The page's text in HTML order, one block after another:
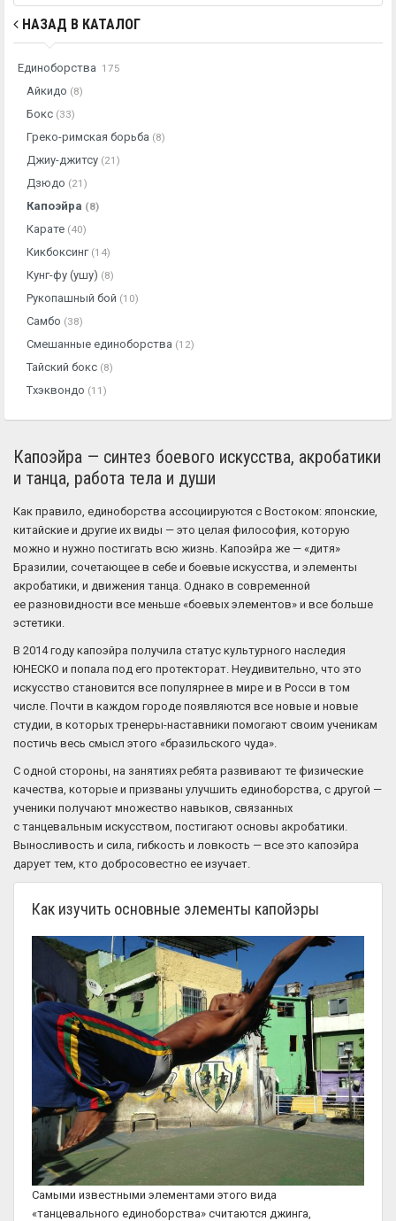
НАЗАД В КАТАЛОГ
Единоборства 175
Айкидо (8)
Бокс (33)
Греко-римская борьба (8)
Джиу-джитсу (21)
Дзюдо (21)
Капоэйра (8)
Карате (40)
Кикбоксинг (14)
Кунг-фу (ушу) (8)
Рукопашный бой (10)
Самбо (38)
Смешанные единоборства (12)
Тайский бокс (8)
Тхэквондо (11)
Капоэйра — синтез боевого искусства, акробатики
и танца, работа тела и души
Как правило, единоборства ассоциируются с Востоком: японские,
китайские и другие их виды — это целая философия, которую
можно и нужно постигать всю жизнь. Капоэйра же — «дитя»
Бразилии, сочетающее в себе и боевые искусства, и элементы
акробатики, и движения танца. Однако в современной
ее разновидности все меньше «боевых элементов» и все больше
эстетики.
В 2014 году капоэйра получила статус культурного наследия
ЮНЕСКО и попала под его протекторат. Неудивительно, что это
искусство становится все популярнее в мире и в Росси в том
числе. Почти в каждом городе появляются все новые и новые
студии, в которых тренеры-наставники помогают своим ученикам
постичь весь смысл этого «бразильского чуда».
С одной стороны, на занятиях ребята развивают те физические
качества, которые и призваны улучшить единоборства, с другой —
ученики получают множество навыков, связанных
с танцевальным искусством, постигают основы акробатики.
Выносливость и сила, гибкость и ловкость — все это капоэйра
дарует тем, кто добросовестно ее изучает.
Как изучить основные элементы капойэры
Самыми известными элементами этого вида
«танцевального единоборства» считаются джинга,